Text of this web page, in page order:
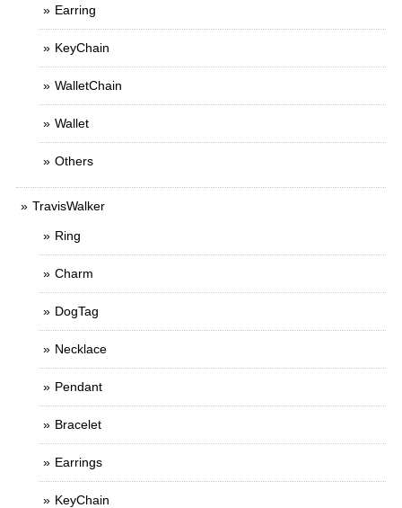
Earring
KeyChain
WalletChain
Wallet
Others
TravisWalker
Ring
Charm
DogTag
Necklace
Pendant
Bracelet
Earrings
KeyChain